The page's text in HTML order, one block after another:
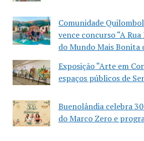
Comunidade
vence concurso “A
do Mundo Mais Bonita
Exposição “Arte em
espaços públicos de
Buenolândia celebra
do Marco Zero e